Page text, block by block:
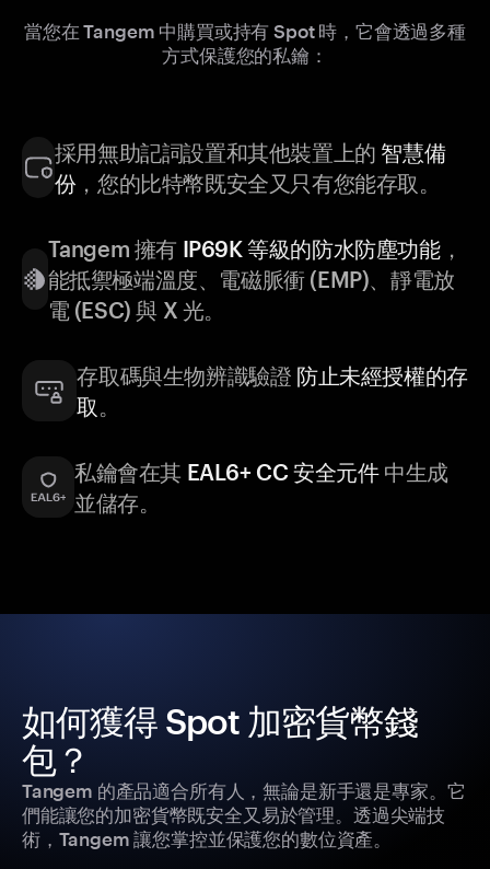
當您在 Tangem 中購買或持有 Spot 時，它會透過多種
方式保護您的私鑰：
採用無助記詞設置和其他裝置上的 智慧備
份，您的比特幣既安全又只有您能存取。
Tangem 擁有 IP69K 等級的防水防塵功能，
能抵禦極端溫度、電磁脈衝 (EMP)、靜電放
電 (ESC) 與 X 光。
存取碼與生物辨識驗證 防止未經授權的存
取 。
私鑰會在其 EAL6+ CC 安全元件中生成
並儲存。
如何獲得 Spot 加密貨幣錢
包？
Tangem 的產品適合所有人，無論是新手還是專家。它
們能讓您的加密貨幣既安全又易於管理。透過尖端技
術，Tangem 讓您掌控並保護您的數位資產。